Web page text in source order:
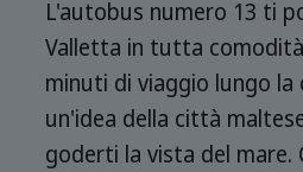
L'autobus numero 13 ti
Valletta in tutta
minuti di viaggio lungo
un'idea della città
goderti la vista del mare.